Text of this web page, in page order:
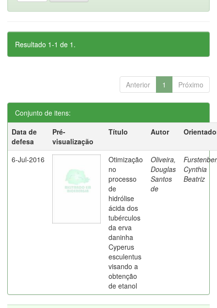
Resultado 1-1 de 1.
Anterior 1 Próximo
Conjunto de itens:
Data de
defesa
Pré-
visualização
Título Autor
6-Jul-2016
Otimização
no
processo
de
hidrólise
ácida dos
tubérculos
da erva
daninha
Cyperus
esculentus
visando a
obtenção
de etanol
Oliveira,
Douglas
Santos
de
Cynthia
Beatriz